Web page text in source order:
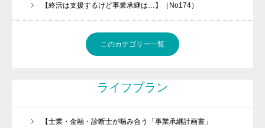
【終活は支援するけど事業承継は…】（No174）
このカテゴリー一覧
ライフプラン
【士業・金融・診断士が噛み合う「事業承継計画書」